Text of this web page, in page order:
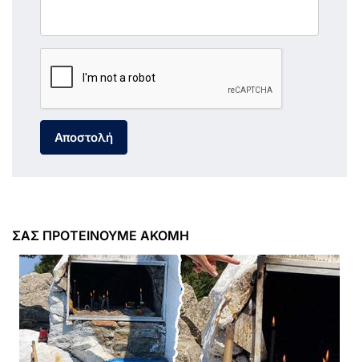
Αποστολή
ΣΑΣ ΠΡΟΤΕΙΝΟΥΜΕ ΑΚΟΜΗ